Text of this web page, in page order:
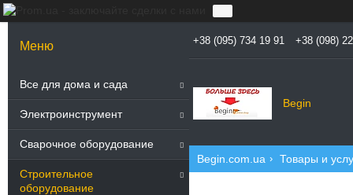
Все для дома и сада
Электроинструмент
Сварочное оборудование
Строительное
оборудование
+38 (095) 734 19 91 +38 (098)
Begin
Begin.com.ua Товары и